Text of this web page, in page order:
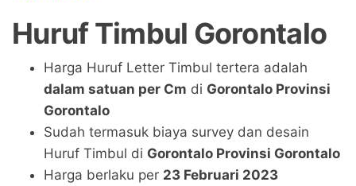
Huruf Timbul Gorontalo
Harga Huruf Letter Timbul tertera adalah
dalam satuan per Cm di Gorontalo Provinsi
Gorontalo
Sudah termasuk biaya survey dan desain
Huruf Timbul di Gorontalo Provinsi Gorontalo
Harga berlaku per 23 Februari 2023